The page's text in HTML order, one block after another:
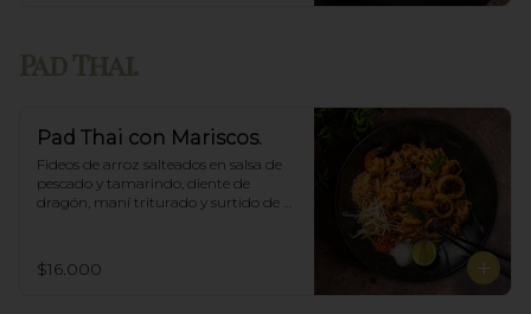
Pad Thai con Mariscos.
Fideos de arroz salteados en salsa de
pescado y tamarindo, diente de
dragón, maní triturado y surtido de
$16.000